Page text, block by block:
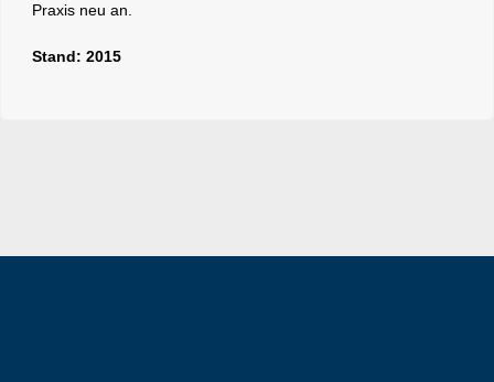
Praxis neu an.
Stand: 2015